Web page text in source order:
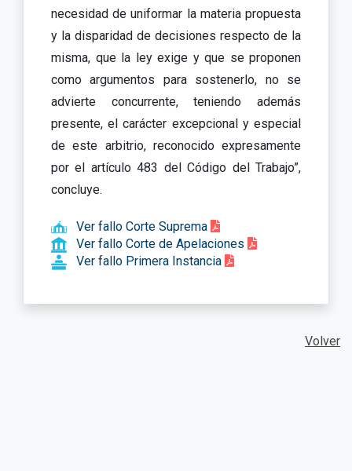
necesidad de uniformar la materia propuesta
y la disparidad de decisiones respecto de la
misma, que la ley exige y que se proponen
como argumentos para sostenerlo, no se
advierte concurrente, teniendo además
presente, el carácter excepcional y especial
de este arbitrio, reconocido expresamente
por el artículo 483 del Código del Trabajo”,
concluye.
Ver fallo Corte Suprema
Ver fallo Corte de Apelaciones
Ver fallo Primera Instancia
Volver